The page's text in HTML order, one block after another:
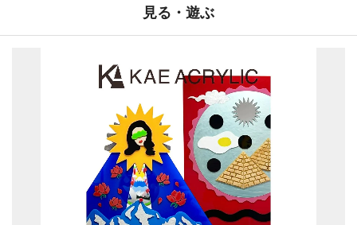
見る・遊ぶ